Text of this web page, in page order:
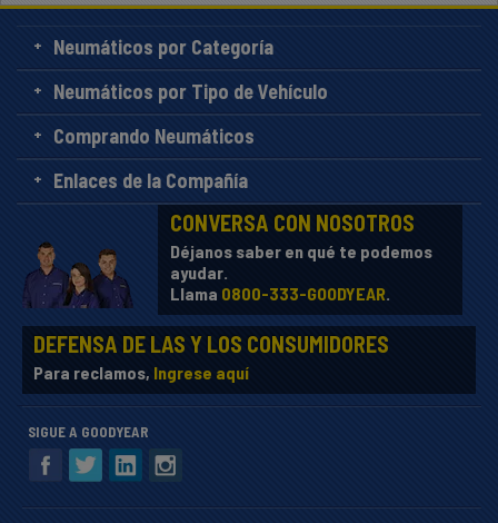
Neumáticos por Categoría
Neumáticos por Tipo de Vehículo
Comprando Neumáticos
Enlaces de la Compañía
CONVERSA CON NOSOTROS
Déjanos saber en qué te podemos
ayudar.
Llama 0800-333-GOODYEAR.
DEFENSA DE LAS Y LOS CONSUMIDORES
Para reclamos, Ingrese aquí
SIGUE A GOODYEAR